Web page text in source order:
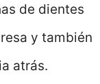
de dientes
y también
atrás.